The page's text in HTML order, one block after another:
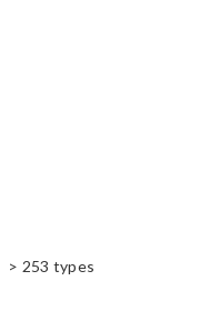
> 253 types